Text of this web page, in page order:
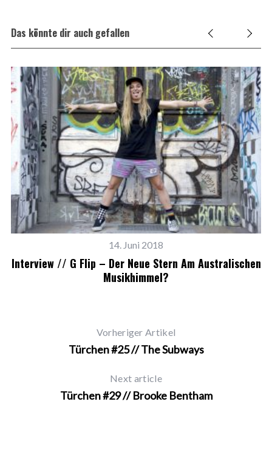
Das könnte dir auch gefallen
14. Juni 2018
Interview // G Flip – Der Neue Stern Am Australischen
Musikhimmel?
Vorheriger Artikel
Türchen #25 // The Subways
Next article
Türchen #29 // Brooke Bentham